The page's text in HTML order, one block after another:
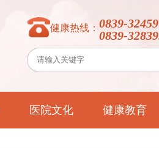
健康热线： 0839-
0839-
医院文化 健康教育